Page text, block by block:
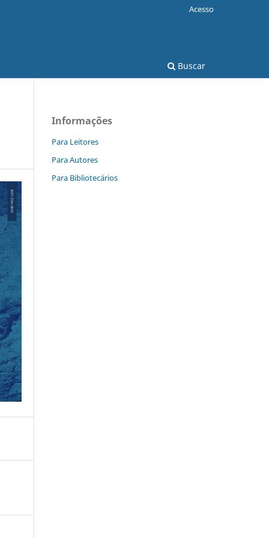
Buscar
Acesso
Informações
Para Leitores
Para Autores
Para Bibliotecários